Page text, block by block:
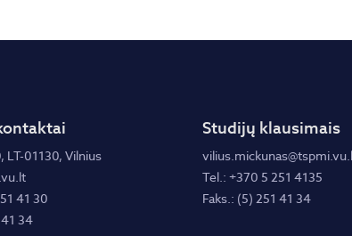
LT-01130, Vilnius
41 30
34
Studijų klausimais
Tel.: +370 5 251 4135
Faks.: (5) 251 41 34